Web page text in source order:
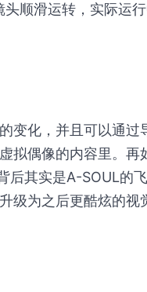
顺滑运转，实际运
变化，并且可以通过
拟偶像的内容里。再
后其实是A-SOUL的
级为之后更酷炫的视